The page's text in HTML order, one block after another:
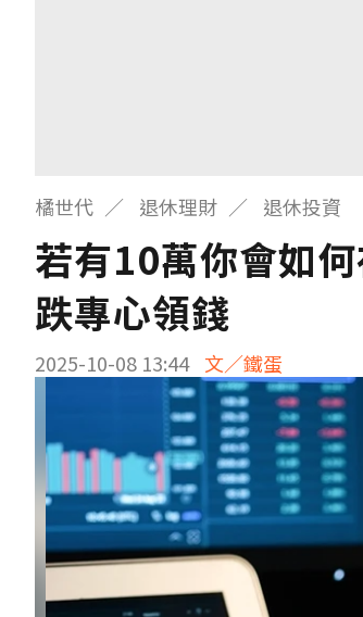
橘世代 退休理財 退休投資
若有10萬你會如
跌專心領錢
2025-10-08 13:44 文／鐵蛋